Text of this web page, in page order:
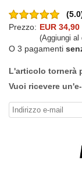
Prezzo: EUR 34,90
(Aggiungi al
O 3 pagamenti
L'articolo tornerà
Vuoi ricevere